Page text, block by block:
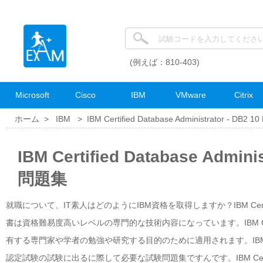
(例えば：810-403)
Microsoft Cisco IBM VMware Citrix
ホーム > IBM > IBM Certified Database Administrator - DB2 10
IBM Certified Database
問題集
就職について、IT素人はどのようにIBM資格を取得しますか？IBM
書は資格難易度高いレベルの専門的な技術内容になっています。
有する専門家や学者の勉強や研究する目的のために適用されます。
認定試験の試験に出るに際して必要な試験問題集ですんです。IBM